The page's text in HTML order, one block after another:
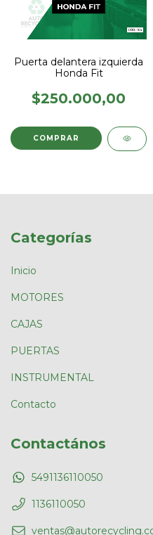
Puerta delantera izquierda
Honda Fit
$250.000,00
Categorías
Inicio
MOTORES
CAJAS
PUERTAS
INSTRUMENTAL
Contacto
Contactános
5491136110050
1136110050